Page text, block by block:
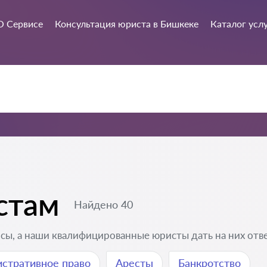
Сервисе Консультация юриста в Бишкеке Каталог
Найдено 40
а наши квалифицированные юристы дать на них
право Аресты Банкротство